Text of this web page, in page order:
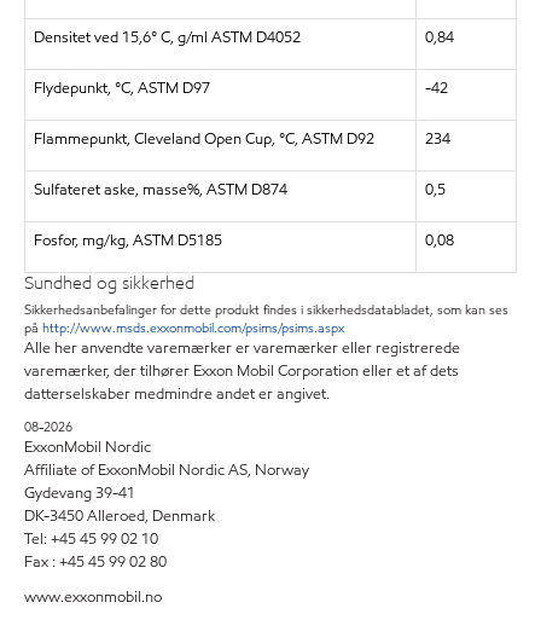
Densitet ved 15,6° C, g/ml ASTM D4052 0,84
Flydepunkt, °C, ASTM D97 -42
Flammepunkt, Cleveland Open Cup, °C, ASTM D92 234
Sulfateret aske, masse%, ASTM D874 0,5
Fosfor, mg/kg, ASTM D5185 0,08
Sundhed og sikkerhed
Sikkerhedsanbefalinger for dette produkt findes i sikkerhedsdatabladet, som kan ses
på http://www.msds.exxonmobil.com/psims/psims.aspx
Alle her anvendte varemærker er varemærker eller registrerede
varemærker, der tilhører Exxon Mobil Corporation eller et af dets
datterselskaber medmindre andet er angivet.
08-2026
ExxonMobil Nordic
Affiliate of ExxonMobil Nordic AS, Norway
Gydevang 39-41
DK-3450 Alleroed, Denmark
Tel: +45 45 99 02 10
Fax : +45 45 99 02 80
www.exxonmobil.no